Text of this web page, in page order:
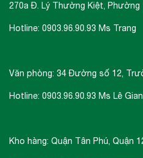
TÍNH NĂNG CƠ BẢN
270a Đ. Lý Thường Kiệt, Phường
Hotline: 0903.96.90.93 Ms Trang
Văn phòng: 34 Đường số 12,
Hotline: 0903.96.90.93 Ms Lê
Kho hàng: Quận Tân Phú, Quận